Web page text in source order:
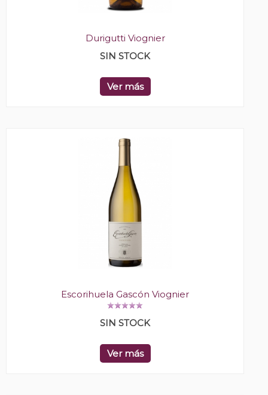
Durigutti Viognier
SIN STOCK
Ver más
Escorihuela Gascón Viognier
SIN STOCK
Ver más